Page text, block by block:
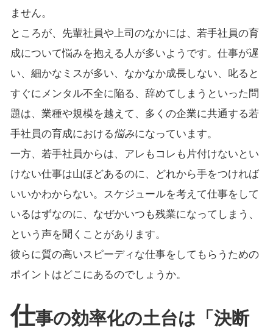
ません。
ところが、先輩社員や上司のなかには、若手社員の育
成について悩みを抱える人が多いようです。仕事が遅
い、細かなミスが多い、なかなか成長しない、叱ると
すぐにメンタル不全に陥る、辞めてしまうといった問
題は、業種や規模を越えて、多くの企業に共通する若
手社員の育成における悩みになっています。
一方、若手社員からは、アレもコレも片付けないとい
けない仕事は山ほどあるのに、どれから手をつければ
いいかわからない。スケジュールを考えて仕事をして
いるはずなのに、なぜかいつも残業になってしまう、
という声を聞くことがあります。
彼らに質の高いスピーディな仕事をしてもらうための
ポイントはどこにあるのでしょうか。
仕事の効率化の土台は「決断